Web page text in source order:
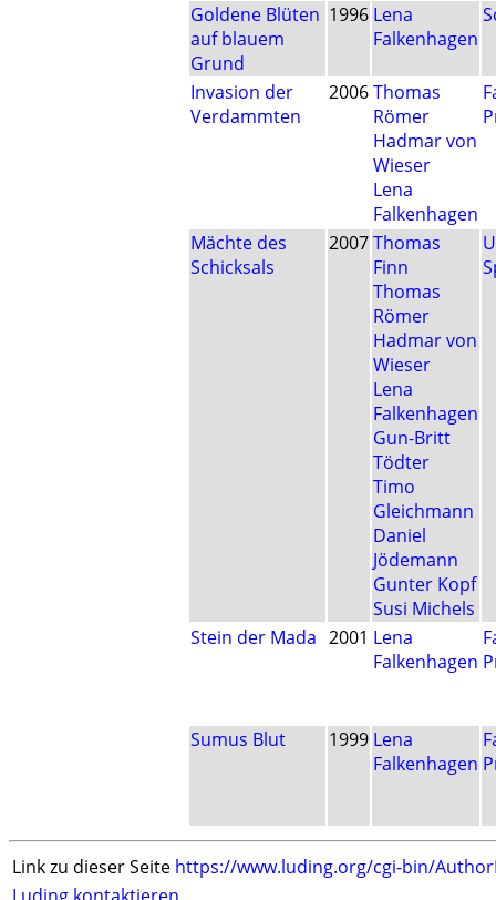
Goldene Blüten
auf blauem
Grund
1996 Lena
Falkenhagen
Invasion der
Verdammten
2006Thomas
Römer
Hadmar von
Wieser
Lena
Falkenhagen
Mächte des
Schicksals
2007Thomas
Finn
Thomas
Römer
Hadmar von
Wieser
Lena
Falkenhagen
Gun-Britt
Tödter
Timo
Gleichmann
Daniel
Jödemann
Gunter Kopf
Susi Michels
Stein der Mada 2001 Lena
Falkenhagen
Sumus Blut 1999 Lena
Falkenhagen
Link zu dieser Seite https://www.luding.org/cgi-bin/